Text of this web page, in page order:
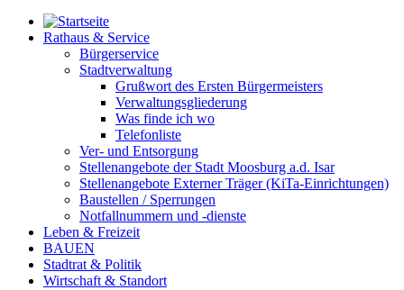
Rathaus & Service
Bürgerservice
Stadtverwaltung
Grußwort des Ersten Bürgermeisters
Verwaltungsgliederung
Was finde ich wo
Telefonliste
Ver- und Entsorgung
Stellenangebote der Stadt Moosburg a.d. Isar
Stellenangebote Externer Träger (KiTa-Einrichtungen)
Baustellen / Sperrungen
Notfallnummern und -dienste
Leben & Freizeit
BAUEN
Stadtrat & Politik
Wirtschaft & Standort